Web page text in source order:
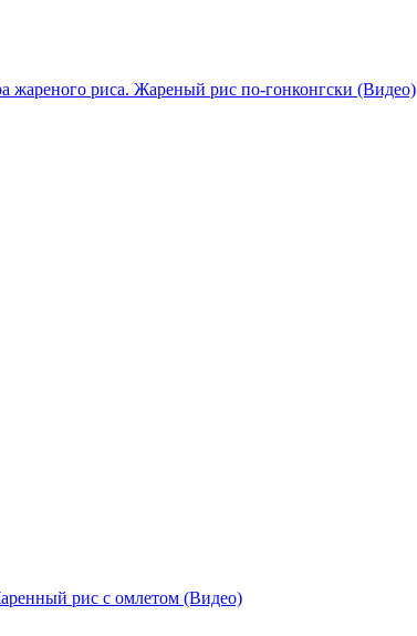
жареного риса. Жареный рис по-гонконгски (Видео)
рис с омлетом (Видео)